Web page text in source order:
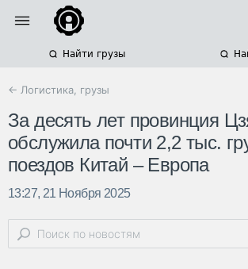
Найти грузы
← Логистика, грузы
За десять лет провинция
обслужила почти 2,2 тыс.
поездов Китай – Европа
13:27, 21 Ноября 2025